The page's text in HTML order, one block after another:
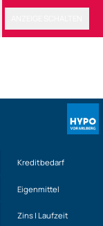
Kreditbedarf
Eigenmittel
Zins | Laufzeit